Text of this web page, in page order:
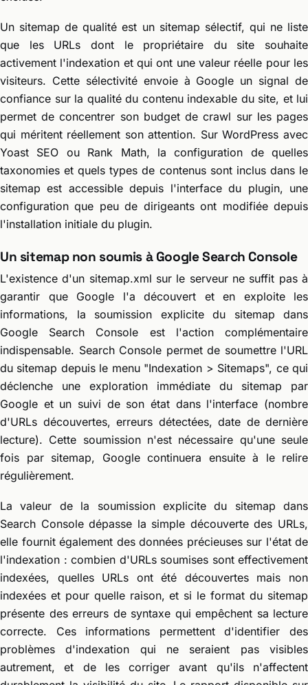
Un sitemap de qualité est un sitemap sélectif, qui ne liste
que les URLs dont le propriétaire du site souhaite
activement l'indexation et qui ont une valeur réelle pour les
visiteurs. Cette sélectivité envoie à Google un signal de
confiance sur la qualité du contenu indexable du site, et lui
permet de concentrer son budget de crawl sur les pages
qui méritent réellement son attention. Sur WordPress avec
Yoast SEO ou Rank Math, la configuration de quelles
taxonomies et quels types de contenus sont inclus dans le
sitemap est accessible depuis l'interface du plugin, une
configuration que peu de dirigeants ont modifiée depuis
l'installation initiale du plugin.
Un sitemap non soumis à Google Search Console
L'existence d'un sitemap.xml sur le serveur ne suffit pas à
garantir que Google l'a découvert et en exploite les
informations, la soumission explicite du sitemap dans
Google Search Console est l'action complémentaire
indispensable. Search Console permet de soumettre l'URL
du sitemap depuis le menu "Indexation > Sitemaps", ce qui
déclenche une exploration immédiate du sitemap par
Google et un suivi de son état dans l'interface (nombre
d'URLs découvertes, erreurs détectées, date de dernière
lecture). Cette soumission n'est nécessaire qu'une seule
fois par sitemap, Google continuera ensuite à le relire
régulièrement.
La valeur de la soumission explicite du sitemap dans
Search Console dépasse la simple découverte des URLs,
elle fournit également des données précieuses sur l'état de
l'indexation : combien d'URLs soumises sont effectivement
indexées, quelles URLs ont été découvertes mais non
indexées et pour quelle raison, et si le format du sitemap
présente des erreurs de syntaxe qui empêchent sa lecture
correcte. Ces informations permettent d'identifier des
problèmes d'indexation qui ne seraient pas visibles
autrement, et de les corriger avant qu'ils n'affectent